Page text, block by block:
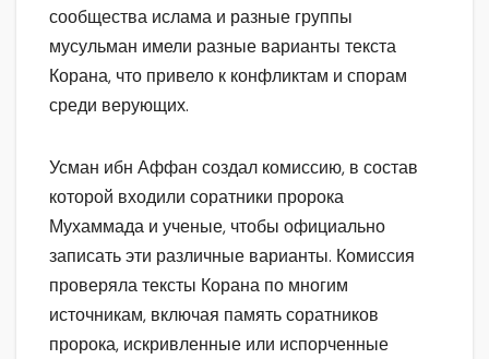
сообщества ислама и разные группы
мусульман имели разные варианты текста
Корана, что привело к конфликтам и спорам
среди верующих.
Усман ибн Аффан создал комиссию, в состав
которой входили соратники пророка
Мухаммада и ученые, чтобы официально
записать эти различные варианты. Комиссия
проверяла тексты Корана по многим
источникам, включая память соратников
пророка, искривленные или испорченные